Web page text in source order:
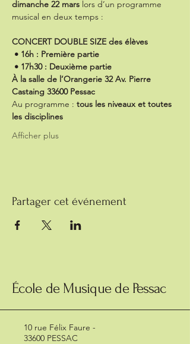
dimanche 22 mars lors d’un programme
musical en deux temps :
CONCERT DOUBLE SIZE des élèves
• 16h : Première partie
• 17h30 : Deuxième partie
À la salle de l’Orangerie 32 Av. Pierre
Castaing 33600 Pessac
Au programme : tous les niveaux et toutes
les disciplines
Afficher plus
Partager cet événement
École de Musique de Pessac
10 rue Félix Faure -
33600 PESSAC